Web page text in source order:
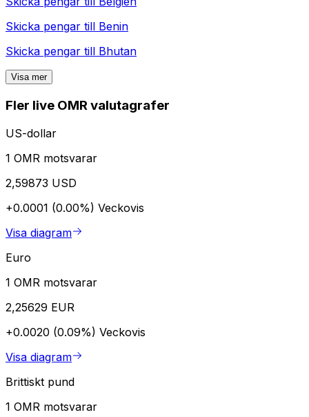
Skicka pengar till Benin
Skicka pengar till Bhutan
Visa mer
Fler live OMR valutagrafer
US-dollar
1 OMR motsvarar
2,59873 USD
+0.0001 (0.00%) Veckovis
Visa diagram
Euro
1 OMR motsvarar
2,25629 EUR
+0.0020 (0.09%) Veckovis
Visa diagram
Brittiskt pund
1 OMR motsvarar